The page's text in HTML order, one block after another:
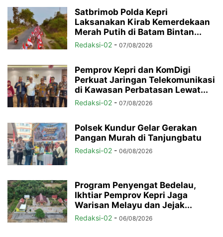
Satbrimob Polda Kepri
Laksanakan Kirab Kemerdekaan
Merah Putih di Batam Bintan...
Redaksi-02 - 07/08/2026
Pemprov Kepri dan KomDigi
Perkuat Jaringan Telekomunikasi
di Kawasan Perbatasan Lewat...
Redaksi-02 - 07/08/2026
Polsek Kundur Gelar Gerakan
Pangan Murah di Tanjungbatu
Redaksi-02 - 06/08/2026
Program Penyengat Bedelau,
Ikhtiar Pemprov Kepri Jaga
Warisan Melayu dan Jejak...
Redaksi-02 - 06/08/2026